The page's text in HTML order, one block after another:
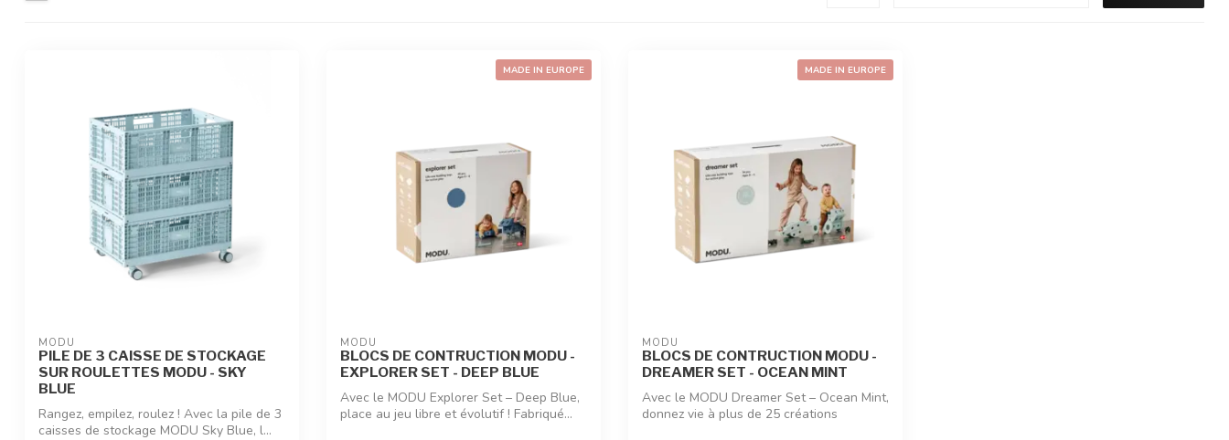
MODU
PILE DE 3 CAISSE DE STOCKAGE
SUR ROULETTES MODU - SKY
BLUE
Rangez, empilez, roulez ! Avec la pile de 3
caisses de stockage MODU Sky Blue, l...
MADE IN EUROPE
MODU
BLOCS DE CONTRUCTION MODU -
EXPLORER SET - DEEP BLUE
Avec le MODU Explorer Set – Deep Blue,
place au jeu libre et évolutif ! Fabriqué...
MADE IN EUROPE
MODU
BLOCS DE CONTRUCTION MODU -
DREAMER SET - OCEAN MINT
Avec le MODU Dreamer Set – Ocean Mint,
donnez vie à plus de 25 créations